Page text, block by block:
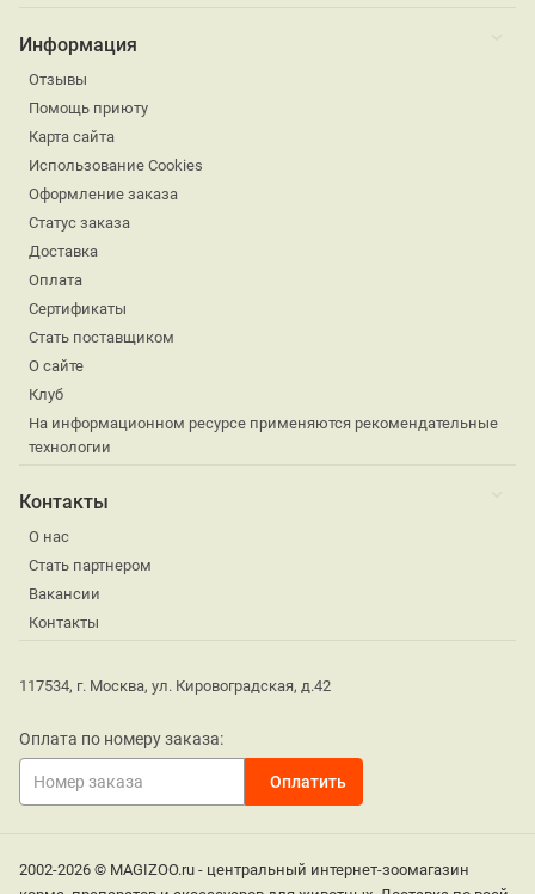
Информация
Отзывы
Помощь приюту
Карта сайта
Использование Cookies
Оформление заказа
Статус заказа
Доставка
Оплата
Сертификаты
Стать поставщиком
О сайте
Клуб
На информационном ресурсе применяются рекомендательные
технологии
Контакты
О нас
Стать партнером
Вакансии
Контакты
117534, г. Москва, ул. Кировоградская, д.42
Оплата по номеру заказа:
2002-2026 © MAGIZOO.ru - центральный интернет-зоомагазин